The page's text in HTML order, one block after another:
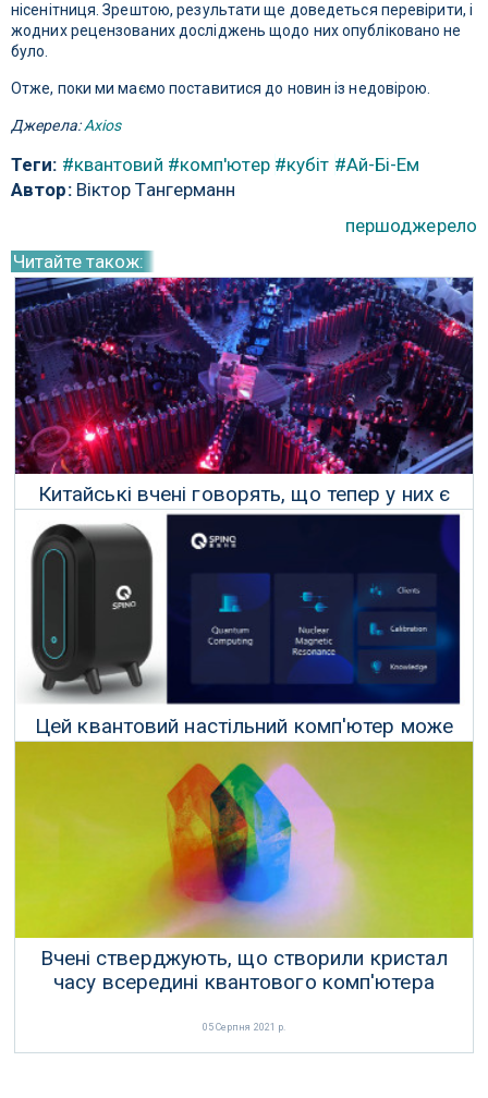
нісенітниця. Зрештою, результати ще доведеться перевірити, і
жодних рецензованих досліджень щодо них опубліковано не
було.
Отже, поки ми маємо поставитися до новин із недовірою.
Джерела:Axios
Теги: #квантовий #комп'ютер #кубіт #Ай-Бі-Ем
Автор:Віктор Тангерманн
першоджерело
Читайте також:
Китайські вчені говорять, що тепер у них є
найпотужніший у світі квантовий комп'ютер
Цей квантовий настільний комп'ютер може
стати вашим всього за 5000 доларів
07 Лютого 2021 р.
Вчені стверджують, що створили кристал
часу всередині квантового комп'ютера
05 Серпня 2021 р.